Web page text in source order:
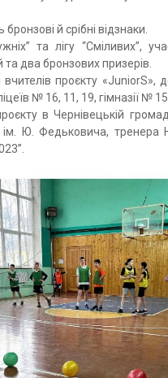
й срібні відзнаки.
та лігу “Сміливих”,
та два бронзових призерів.
проєкту «JuniorS»,
№ 16, 11, 19, гімназії №
в Чернівецькій
Ю. Федьковича, тренера